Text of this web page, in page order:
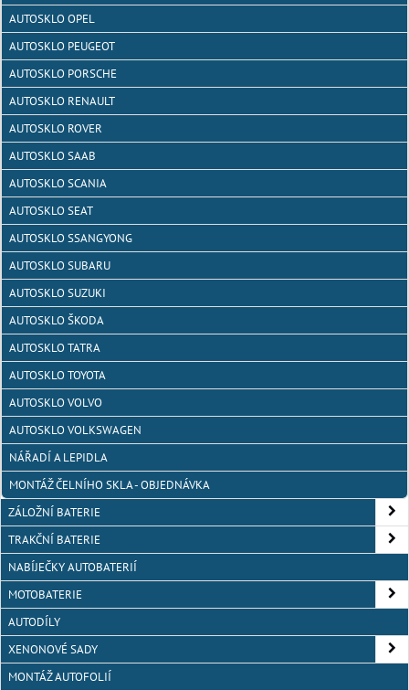
AUTOSKLO OPEL
AUTOSKLO PEUGEOT
AUTOSKLO PORSCHE
AUTOSKLO RENAULT
AUTOSKLO ROVER
AUTOSKLO SAAB
AUTOSKLO SCANIA
AUTOSKLO SEAT
AUTOSKLO SSANGYONG
AUTOSKLO SUBARU
AUTOSKLO SUZUKI
AUTOSKLO ŠKODA
AUTOSKLO TATRA
AUTOSKLO TOYOTA
AUTOSKLO VOLVO
AUTOSKLO VOLKSWAGEN
NÁŘADÍ A LEPIDLA
MONTÁŽ ČELNÍHO SKLA - OBJEDNÁVKA
ZÁLOŽNÍ BATERIE
TRAKČNÍ BATERIE
NABÍJEČKY AUTOBATERIÍ
MOTOBATERIE
AUTODÍLY
XENONOVÉ SADY
MONTÁŽ AUTOFOLIÍ